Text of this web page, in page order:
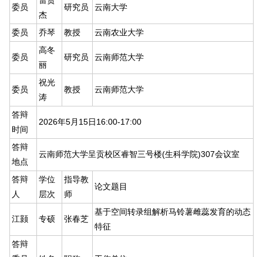
委员
杰
研究员 云南大学
委员 乔琴 教授 云南农业大学
委员
高冬
丽
研究员 云南师范大学
委员
祝光
涛
教授 云南师范大学
答辩
时间
2026年5月15日16:00-17:00
答辩
地点
云南师范大学呈贡校区睿智三号楼(生科学院)307会议室
答辩
人
学位
层次
指导教
师
论文题目
江颢 专硕 张春芝
基于空间转录组解析马铃薯雌蕊发育的动态
特征
答辩